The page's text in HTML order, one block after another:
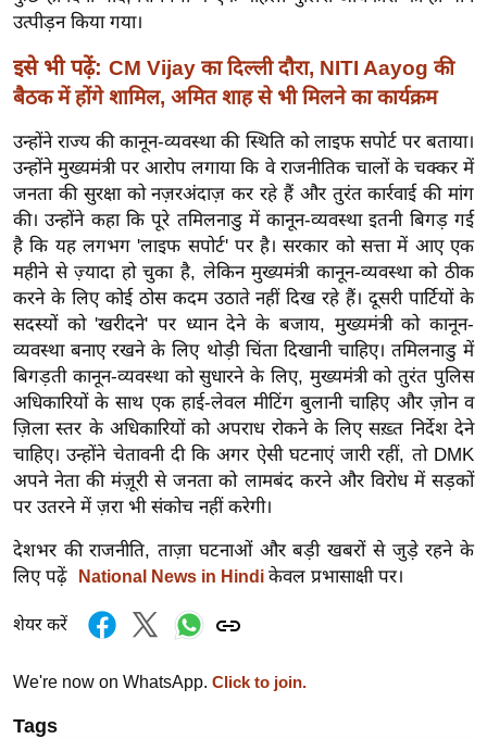
व
र्ल्ड
न्यू
ज
ब्री
फ
म
नो
रं
ज
न
ज
ग
त
बॉ
ली
वु
ड
हॉ
ली
ड
फि
स
उत्पीड़न किया गया।
इसे भी पढ़ें: CM Vijay का दिल्ली दौरा, NITI Aayog की
बैठक में होंगे शामिल, अमित शाह से भी मिलने का कार्यक्रम
उन्होंने राज्य की कानून-व्यवस्था की स्थिति को लाइफ सपोर्ट पर बताया।
उन्होंने मुख्यमंत्री पर आरोप लगाया कि वे राजनीतिक चालों के चक्कर में
जनता की सुरक्षा को नज़रअंदाज़ कर रहे हैं और तुरंत कार्रवाई की मांग
की। उन्होंने कहा कि पूरे तमिलनाडु में कानून-व्यवस्था इतनी बिगड़ गई
है कि यह लगभग 'लाइफ सपोर्ट' पर है। सरकार को सत्ता में आए एक
महीने से ज़्यादा हो चुका है, लेकिन मुख्यमंत्री कानून-व्यवस्था को ठीक
करने के लिए कोई ठोस कदम उठाते नहीं दिख रहे हैं। दूसरी पार्टियों के
सदस्यों को 'खरीदने' पर ध्यान देने के बजाय, मुख्यमंत्री को कानून-
व्यवस्था बनाए रखने के लिए थोड़ी चिंता दिखानी चाहिए। तमिलनाडु में
बिगड़ती कानून-व्यवस्था को सुधारने के लिए, मुख्यमंत्री को तुरंत पुलिस
अधिकारियों के साथ एक हाई-लेवल मीटिंग बुलानी चाहिए और ज़ोन व
ज़िला स्तर के अधिकारियों को अपराध रोकने के लिए सख़्त निर्देश देने
चाहिए। उन्होंने चेतावनी दी कि अगर ऐसी घटनाएं जारी रहीं, तो DMK
अपने नेता की मंज़ूरी से जनता को लामबंद करने और विरोध में सड़कों
पर उतरने में ज़रा भी संकोच नहीं करेगी।
देशभर की राजनीति, ताज़ा घटनाओं और बड़ी खबरों से जुड़े रहने के
लिए पढ़ें
National News in Hindi केवल प्रभासाक्षी पर।
शेयर करें
We're now on WhatsApp. Click to join.
Tags